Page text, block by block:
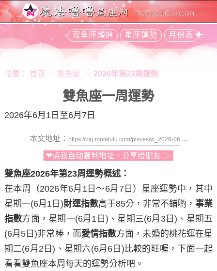
双鱼座頻道 星座運勢 月份表
位置： 首頁 > 雙魚座 >> 2026年第23周運勢
雙魚座一周運勢
2026年6月1日至6月7日
本文地址： ...
❤点我自动复制地址，分享给朋友 ▷
雙魚座2026年第23周運勢概述：
在本周（2026年6月1日～6月7日）星座運勢中，其中
星期一(6月1日)財運指數高于85分，非常不錯喲，事業
指數方面， 星期一(6月1日)、 星期三(6月3日)、 星期五
(6月5日)非常棒，而愛情指數方面，未婚的桃花運在星
期二(6月2日)、 星期六(6月6日)比較的旺喔，下面一起
看看雙魚座本周每天的運勢分析吧。